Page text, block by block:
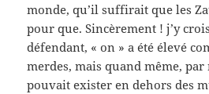
monde, qu’il suffirait que les
pour que. Sincèrement ! j’y
défendant, « on » a été élevé
merdes, mais quand même,
pouvait exister en dehors des